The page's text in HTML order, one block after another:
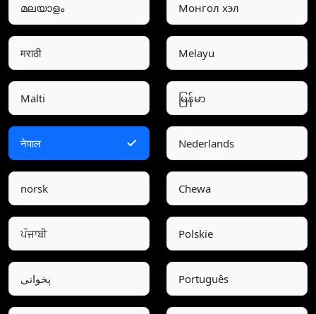
മലയാളം Монгол хэл
मराठी Melayu
Malti မြန်မာ
नेपाल Nederlands
norsk Chewa
ਪੰਜਾਬੀ Polskie
پخوانی Português